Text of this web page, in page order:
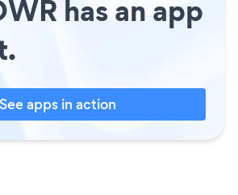
has an app
See apps in action